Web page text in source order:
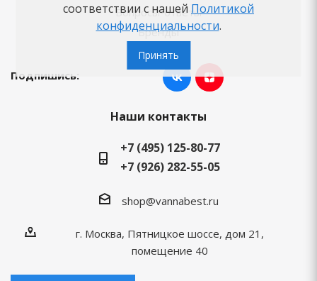
Вопросы-ответы
Бренды
Подпишись:
Наши контакты
+7 (495) 125-80-77
+7 (926) 282-55-05
shop@vannabest.ru
г. Москва, Пятницкое шоссе, дом 21,
помещение 40
соответствии с нашей Политикой
конфиденциальности.
Принять